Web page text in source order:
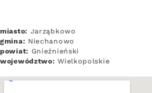
miasto: Jarząbkowo
gmina: Niechanowo
powiat: Gnieźnieński
województwo: Wielkopolskie